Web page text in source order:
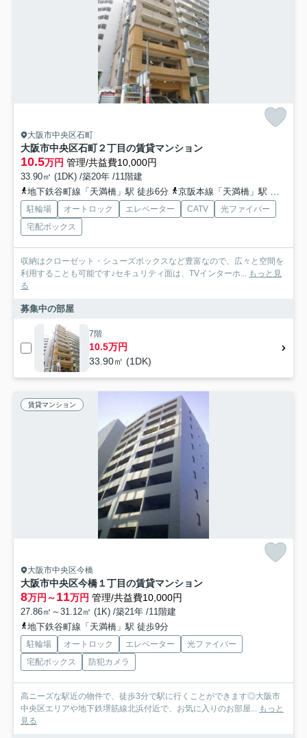
大阪市中央区石町
大阪市中央区石町２丁目の賃貸マンション
10.5万円 管理/共益費10,000円
33.90㎡ (1DK) /築20年 /11階建
地下鉄谷町線「天満橋」駅 徒歩6分
京阪本線「天満橋」駅 徒歩7分
駐輪場 オートロック エレベーター CATV
光ファイバー
宅配ボックス
収納はクローゼット・シューズボックスなど豊富なので、広々と空間を
利用することも可能です♪セキュリティ面は、TVインターホ... もっと見
る
募集中の部屋
7階
10.5万円
33.90㎡ (1DK)
賃貸マンション
大阪市中央区今橋
大阪市中央区今橋１丁目の賃貸マンション
8万円～11万円 管理/共益費10,000円
27.86㎡～31.12㎡ (1K) /築21年 /11階建
地下鉄谷町線「天満橋」駅 徒歩9分
駐輪場 オートロック エレベーター
光ファイバー
宅配ボックス
防犯カメラ
高ニーズな駅近の物件で、徒歩3分で駅に行くことができます◎大阪市
中央区エリアや地下鉄堺筋線北浜付近で、お気に入りのお部屋... もっと
見る